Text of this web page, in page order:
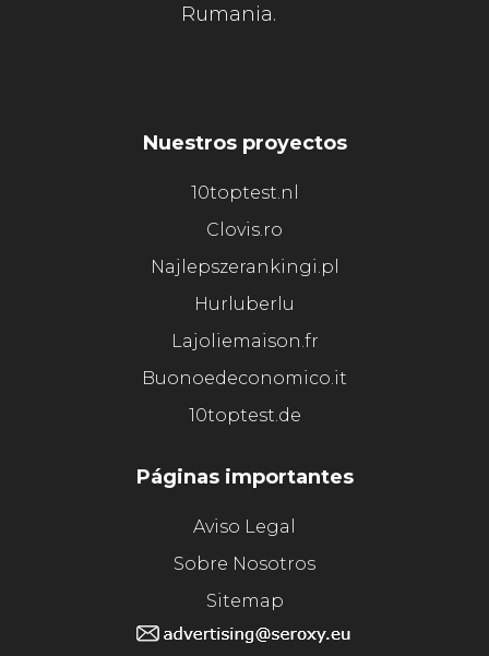
Rumania.
Nuestros proyectos
10toptest.nl
Clovis.ro
Najlepszerankingi.pl
Hurluberlu
Lajoliemaison.fr
Buonoedeconomico.it
10toptest.de
Páginas importantes
Aviso Legal
Sobre Nosotros
Sitemap